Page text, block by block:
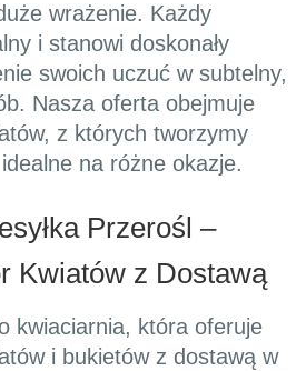
wrażenie. Każdy
i stanowi doskonały
swoich uczuć w subtelny,
Nasza oferta obejmuje
z których tworzymy
na różne okazje.
Przerośl –
Kwiatów z Dostawą
kwiaciarnia, która oferuje
i bukietów z dostawą w